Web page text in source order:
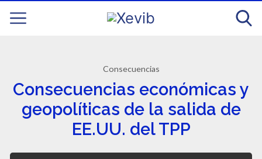
Consecuencias
Consecuencias económicas y
geopolíticas de la salida de
EE.UU. del TPP